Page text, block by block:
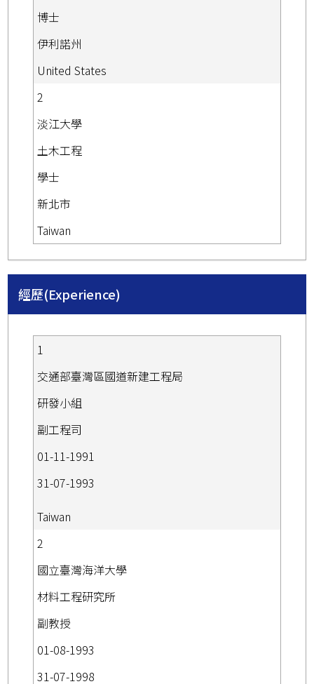
博士
伊利諾州
United States
2
淡江大學
土木工程
學士
新北市
Taiwan
經歷(Experience)
1
交通部臺灣區國道新建工程局
研發小組
副工程司
01-11-1991
31-07-1993
Taiwan
2
國立臺灣海洋大學
材料工程研究所
副教授
01-08-1993
31-07-1998